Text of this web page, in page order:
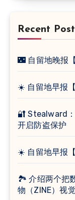
Recent
🌃 自留地晚报
☀️ 自留地早报【
🔐 Stealward
开启防盗保护
☀️ 自留地早报【
🏞 介绍两个把
物（ZINE）视